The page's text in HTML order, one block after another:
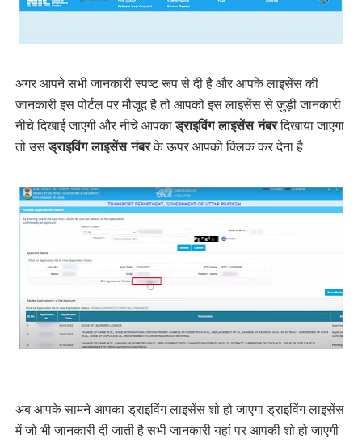
अगर आपने सभी जानकारी स्पष्ट रूप से दी है और आपके लाइसेंस की
जानकारी इस पोर्टल पर मौजूद है तो आपको इस लाइसेंस से जुड़ी जानकारी
नीचे दिखाई जाएगी और नीचे आपकाड्राइविंग लाइसेंस नंबरदिखाया जाएगा
तो उसड्राइविंग लाइसेंस नंबरके ऊपर आपको क्लिक कर देना है
अब आपके सामने आपका ड्राइविंग लाइसेंस शो हो जाएगा ड्राइविंग लाइसेंस
में जो भी जानकारी दी जाती है सभी जानकारी यहां पर आपकी शो हो जाएगी